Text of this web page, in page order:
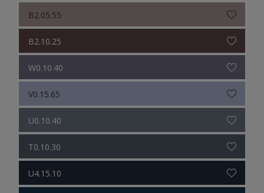
B2.05.55
B2.10.25
W0.10.40
V0.15.65
U0.10.40
T0.10.30
U4.15.10